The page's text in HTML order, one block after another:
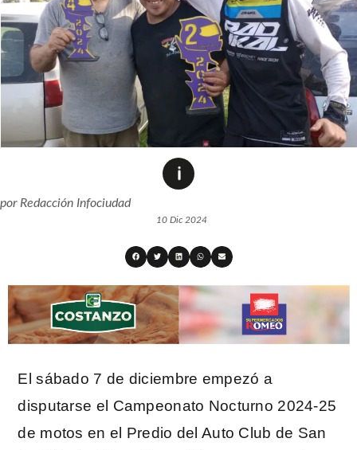
porRedacción Infociudad
10 Dic 2024
El sábado 7 de diciembre empezó a
disputarse el Campeonato Nocturno 2024-25
de motos en el Predio del Auto Club de San